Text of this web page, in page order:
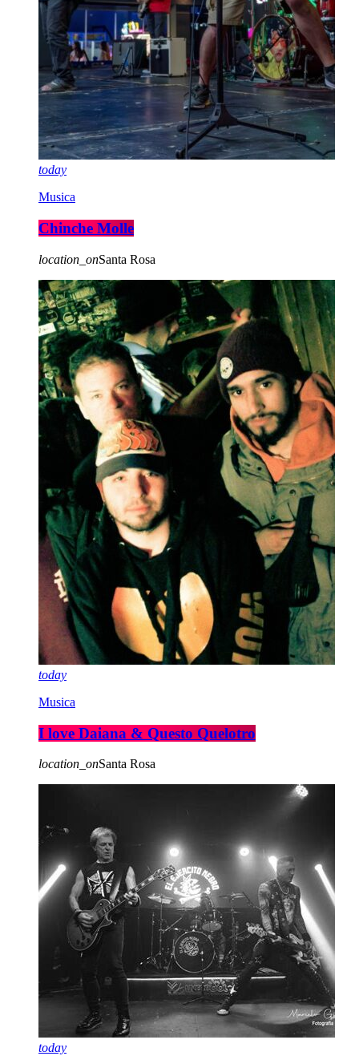
today
Musica
Chinche Molle
location_onSanta Rosa
today
Musica
I love Daiana & Questo Quelotro
location_onSanta Rosa
today